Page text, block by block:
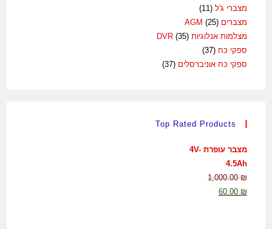
מצברי ג'ל (11)
מצברים AGM(25)
מצלמות אנלוגיות DVR(35)
ספקי כח (37)
ספקי כח אוניברסלים (37)
Top Rated Products
מצבר עופרת 4V-
4.5Ah
1,000.00₪
60.00 ₪